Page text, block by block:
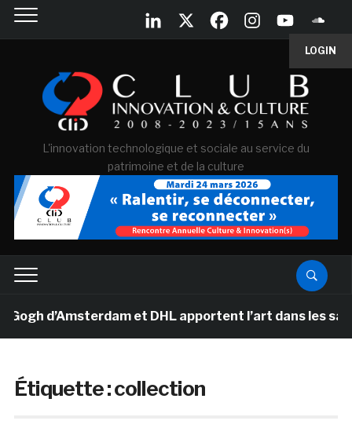
LOGIN
L'innovation technologique et sociale au service du
patrimoine et de la culture
d’Amsterdam et DHL apportent l’art dans les
Étiquette :collection